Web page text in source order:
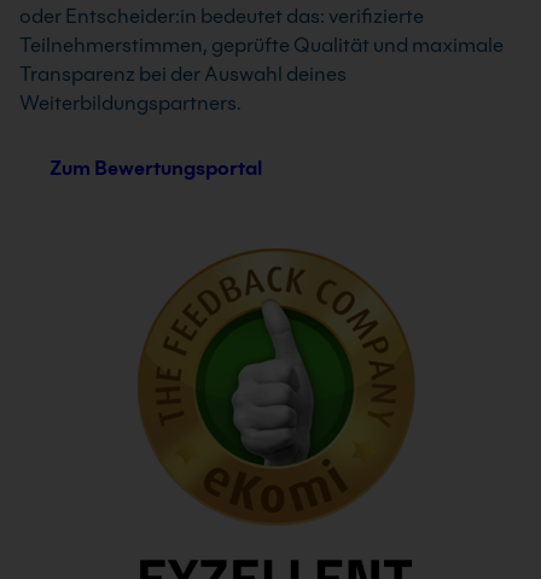
oder Entscheider:in bedeutet das: verifizierte
Teilnehmerstimmen, geprüfte Qualität und maximale
Transparenz bei der Auswahl deines
Weiterbildungspartners.
Zum Bewertungsportal